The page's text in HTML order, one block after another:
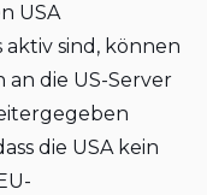
USA
sind, können
die US-Server
die USA kein